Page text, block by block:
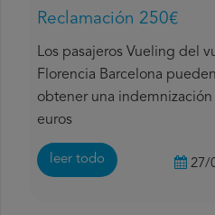
Reclamación 250€
Los pasajeros Vueling del
Florencia Barcelona pueden
obtener una
euros
leer todo 27/